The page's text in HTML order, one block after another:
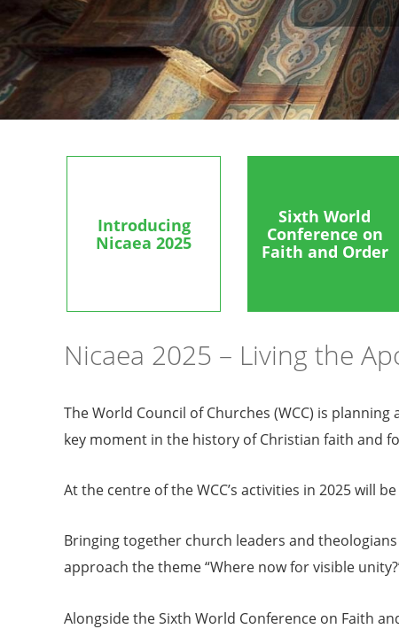
Introducing
Nicaea 2025
Sixth World
Conference on
Faith and Order
Nicaea 2025 – Living the
The World Council of Churches (WCC) is
key moment in the history of Christian faith and
At the centre of the WCC’s activities in 2025 will
Bringing together church leaders and
approach the theme “Where now for visible
Alongside the Sixth World Conference on Faith